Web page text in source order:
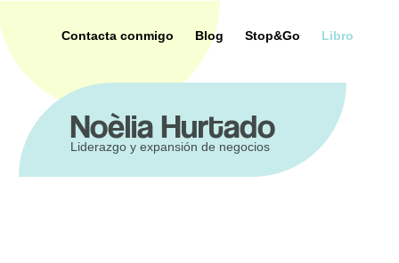
contenido
Contacta conmigo Blog Stop&Go Libro
Noèlia Hurtado
Liderazgo y expansión de negocios